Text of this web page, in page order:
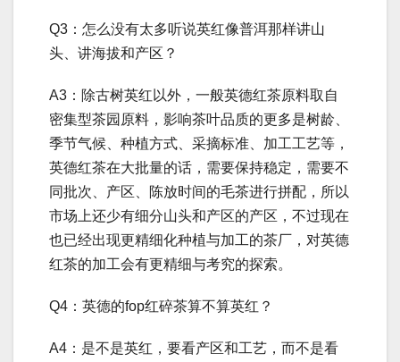
Q3：怎么没有太多听说英红像普洱那样讲山
头、讲海拔和产区？
A3：除古树英红以外，一般英德红茶原料取自
密集型茶园原料，影响茶叶品质的更多是树龄、
季节气候、种植方式、采摘标准、加工工艺等，
英德红茶在大批量的话，需要保持稳定，需要不
同批次、产区、陈放时间的毛茶进行拼配，所以
市场上还少有细分山头和产区的产区，不过现在
也已经出现更精细化种植与加工的茶厂，对英德
红茶的加工会有更精细与考究的探索。
Q4：英德的fop红碎茶算不算英红？
A4：是不是英红，要看产区和工艺，而不是看